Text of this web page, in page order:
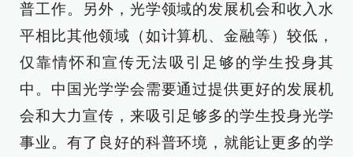
普工作。另外，光学领域的发展机会和收入水
平相比其他领域（如计算机、金融等）较低，
仅靠情怀和宣传无法吸引足够的学生投身其
中。中国光学学会需要通过提供更好的发展机
会和大力宣传，来吸引足够多的学生投身光学
事业。有了良好的科普环境，就能让更多的学